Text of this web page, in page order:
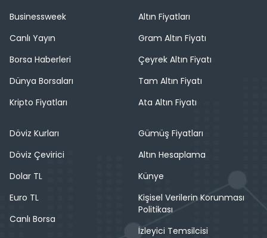
Businessweek
Canlı Yayın
Borsa Haberleri
Dünya Borsaları
Kripto Fiyatları
Altın Fiyatları
Gram Altın Fiyatı
Çeyrek Altın Fiyatı
Tam Altın Fiyatı
Ata Altın Fiyatı
Döviz Kurları
Döviz Çevirici
Dolar TL
Euro TL
Canlı Borsa
Gümüş Fiyatları
Altın Hesaplama
Künye
Kişisel Verilerin Korunması
Politikası
İzleyici Temsilcisi